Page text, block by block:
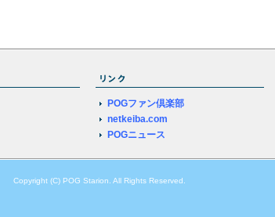
POGファン倶楽部
netkeiba.com
POGニュース
Copyright (C) POG Starion. All Rights Reserved.